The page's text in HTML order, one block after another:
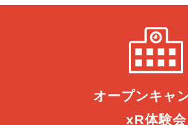
オープンキャ
xR体験会